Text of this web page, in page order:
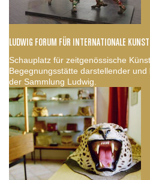
LUDWIG FORUM FÜR INTERNATIONALE KUNST
Schauplatz für zeitgenössische
Begegnungsstätte darstellender
der Sammlung Ludwig.